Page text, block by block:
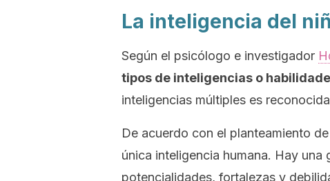
La inteligencia del
Según el psicólogo e investigador
tipos de inteligencias o
inteligencias múltiples es
De acuerdo con el planteamiento
única inteligencia humana. Hay
potencialidades, fortalezas y